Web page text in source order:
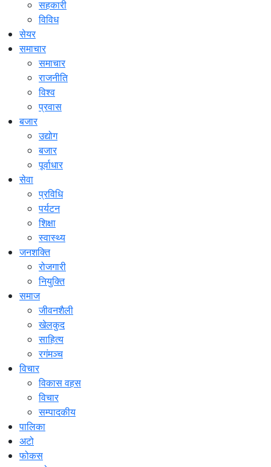
सहकारी
विविध
सेयर
समाचार
समाचार
राजनीति
विश्व
प्रवास
बजार
उद्योग
बजार
पूर्वाधार
सेवा
प्रविधि
पर्यटन
शिक्षा
स्वास्थ्य
जनशक्ति
रोजगारी
नियुक्ति
समाज
जीवनशैली
खेलकुद
साहित्य
रगंमञ्च
विचार
विकास वहस
विचार
सम्पादकीय
पालिका
अटो
फोकस